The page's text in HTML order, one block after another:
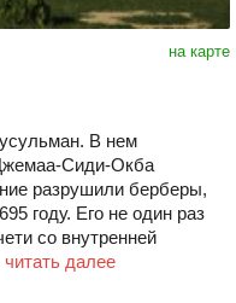
на карте
В нем
Сиди-Окба
разрушили берберы,
году. Его не один раз
со внутренней
читать далее